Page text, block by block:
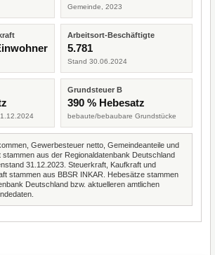
Gemeinde, 2023
Arbeitsort-Beschäftigte
5.781
Stand 30.06.2024
Grundsteuer B
390 % Hebesatz
bebaute/bebaubare Grundstücke
Gewerbesteuer netto, Gemeindeanteile und
stammen aus der Regionaldatenbank Deutschland
31.12.2023. Steuerkraft, Kaufkraft und
stammen aus BBSR INKAR. Hebesätze stammen
Deutschland bzw. aktuelleren amtlichen